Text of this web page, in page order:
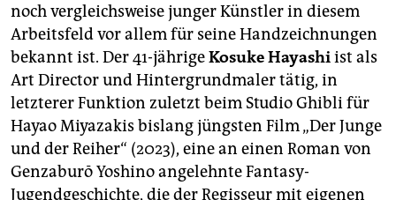
noch vergleichsweise junger Künstler in diesem
Arbeitsfeld vor allem für seine Handzeichnungen
bekannt ist. Der 41-jährigeKosuke Hayashiist als
Art Director und Hintergrundmaler tätig, in
letzterer Funktion zuletzt beim Studio Ghibli für
Hayao Miyazakis bislang jüngsten Film „Der Junge
und der Reiher“ (2023), eine an einen Roman von
Genzaburō Yoshino angelehnte Fantasy-
Jugendgeschichte, die der Regisseur mit eigenen